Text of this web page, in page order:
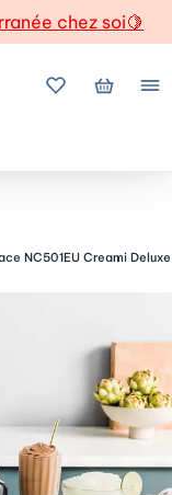
chez soi🍋
Mes favoris
Mon
NC501EU Creami Deluxe